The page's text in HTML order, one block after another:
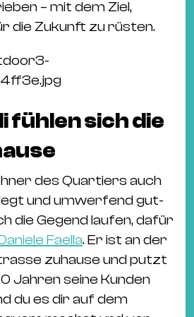
– mit dem Ziel,
die Zukunft zu rüsten.
fühlen sich die
des Quartiers auch
und umwerfend gut-
die Gegend laufen, dafür
Faella. Er ist an der
zuhause und putzt
Jahren seine Kunden
du es dir auf dem